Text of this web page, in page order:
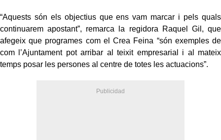
“Aquests són els objectius que ens vam marcar i pels quals
continuarem apostant”, remarca la regidora Raquel Gil, que
afegeix que programes com el Crea Feina “són exemples de
com l’Ajuntament pot arribar al teixit empresarial i al mateix
temps posar les persones al centre de totes les actuacions”.